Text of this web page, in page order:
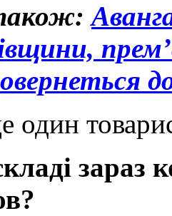
один
зараз